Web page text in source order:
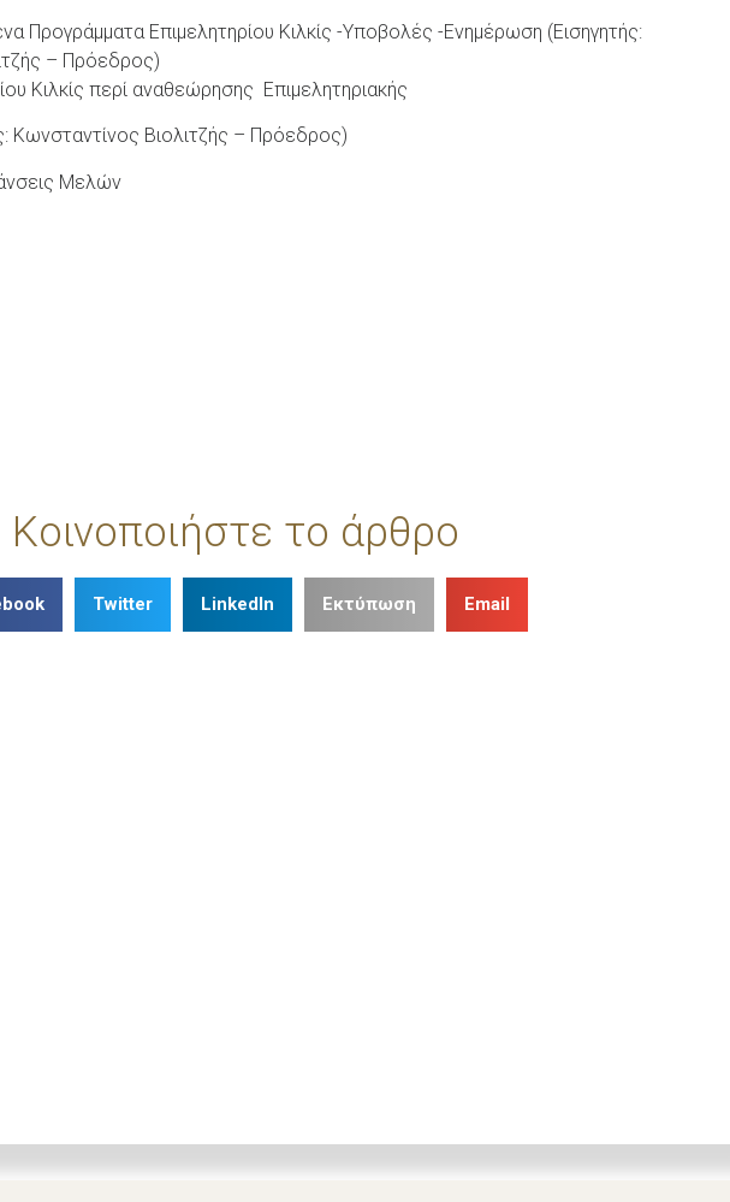
Προγράμματα Επιμελητηρίου Κιλκίς -Υποβολές -Ενημέρωση (Εισηγητής:
– Πρόεδρος)
Κιλκίς περί αναθεώρησης Επιμελητηριακής
Κωνσταντίνος Βιολιτζής – Πρόεδρος)
Μελών
Κοινοποιήστε το άρθρο
Twitter LinkedIn Εκτύπωση Email